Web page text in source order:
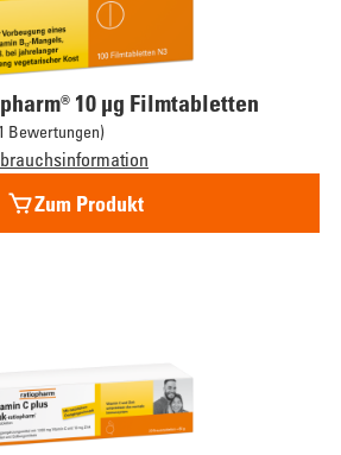
10 µg Filmtabletten
Bewertungen)
Zum Produkt